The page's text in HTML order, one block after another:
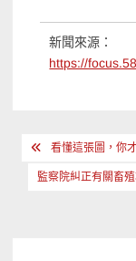
新聞來源：
https://
文
章
看懂這張圖，你
監察院糾正有關畜